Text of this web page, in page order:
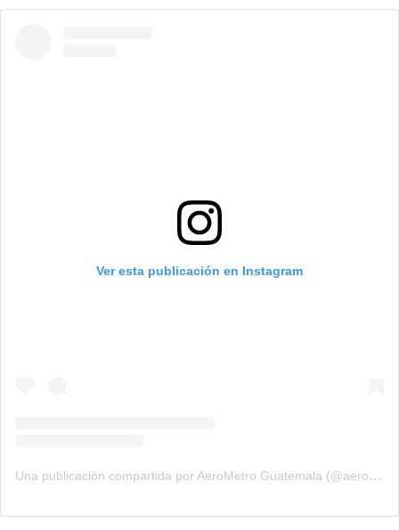
Ver esta publicación en Instagram
Una publicación compartida por AeroMetro Guatemala (@aerometrogt)